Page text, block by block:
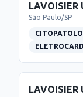
LAVOISIER
São Paulo/SP
LAVOISIER